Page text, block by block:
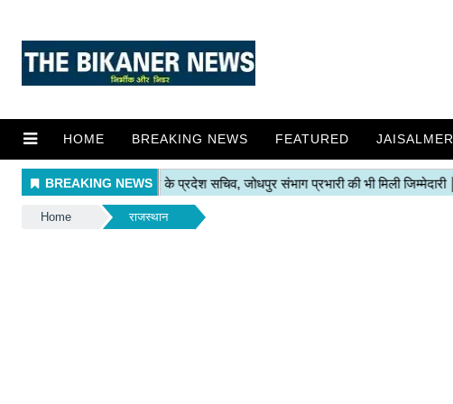
HOME BREAKING NEWS FEATURED JAISALMER
Home राजस्थान